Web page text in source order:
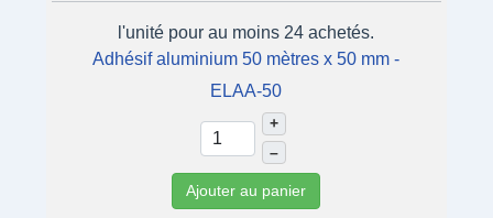
l'unité pour au moins 24 achetés.
Adhésif aluminium 50 mètres x 50 mm -
ELAA-50
+
–
Ajouter au panier